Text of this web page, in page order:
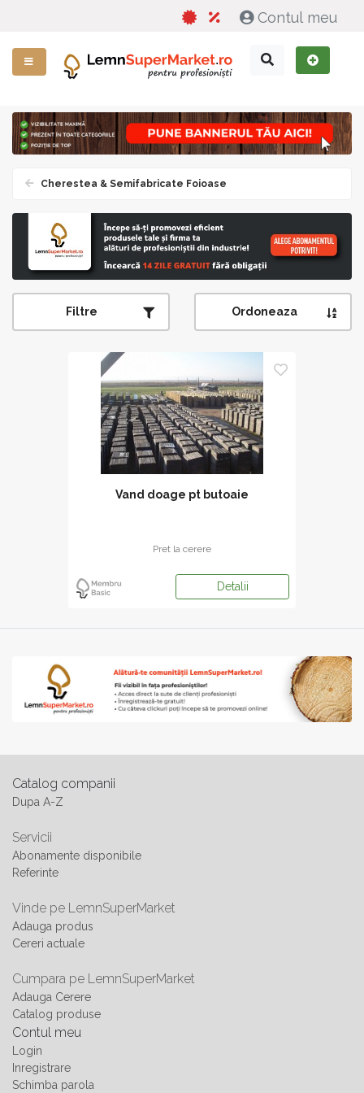
Contul meu
Cherestea & Semifabricate Foioase
Filtre Ordoneaza
Vand doage pt butoaie
Pret la cerere
Detalii
Catalog companii
Dupa A-Z
Servicii
Abonamente disponibile
Referinte
Vinde pe LemnSuperMarket
Adauga produs
Cereri actuale
Cumpara pe LemnSuperMarket
Adauga Cerere
Catalog produse
Contul meu
Login
Inregistrare
Schimba parola